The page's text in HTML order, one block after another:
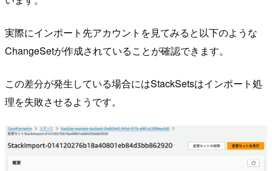
実際にインポート先アカウントを見てみると以下のような
ChangeSetが作成されていることが確認できます。
この差分が発生している場合にはStackSetsはインポート処
理を失敗させるようです。